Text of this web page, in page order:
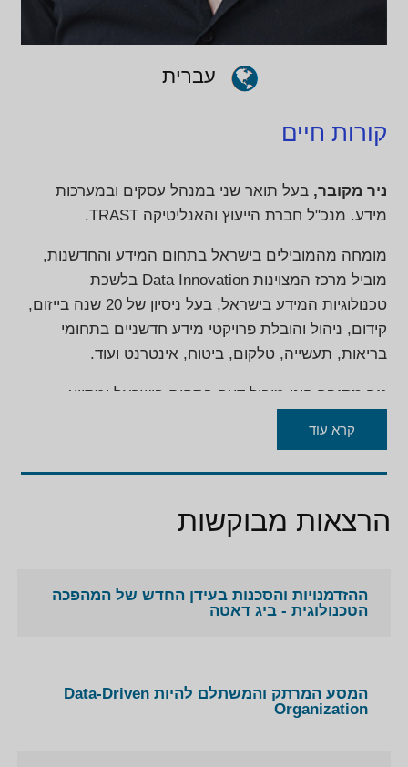
עברית
קורות חיים
ניר מקובר, בעל תואר שני במנהל עסקים ובמערכות
מידע. מנכ"ל חברת הייעוץ והאנליטיקה TRAST.
מומחה מהמובילים בישראל בתחום המידע והחדשנות,
מוביל מרכז המצוינות Data Innovation בלשכת
טכנולוגיות המידע בישראל, בעל ניסיון של 20 שנה בייזום,
קידום, ניהול והובלת פרויקטי מידע חדשניים בתחומי
בריאות, תעשייה, טלקום, ביטוח, אינטרנט ועוד.
ניר מקובר הינו מוביל דעה בתחום בישראל ומסייע
והמשמעותיים של הארגון בעידן החדש –המידע.
קרא עוד
הרצאות מבוקשות
ההזדמנויות והסכנות בעידן החדש של המהפכה
הטכנולוגית - ביג דאטה
המסע המרתק והמשתלם להיות Data-Driven
Organization